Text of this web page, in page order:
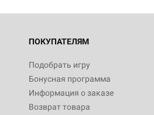
ПОКУПАТЕЛЯМ
Подобрать игру
Бонусная программа
Информация о заказе
Возврат товара